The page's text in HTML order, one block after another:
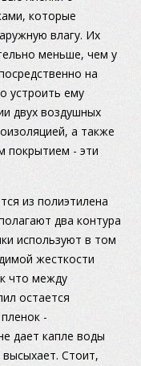
которые
влагу. Их
меньше, чем у
на
устроить ему
двух воздушных
а также
покрытием - эти
из полиэтилена
два контура
используют в том
жесткости
что между
остается
-
дает капле воды
Стоит,